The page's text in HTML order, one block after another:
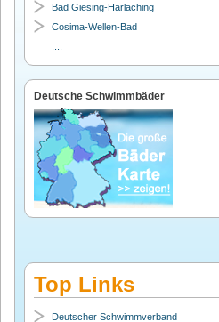
Bad Giesing-Harlaching
Cosima-Wellen-Bad
Deutsche Schwimmbäder
Top Links
Deutscher Schwimmverband